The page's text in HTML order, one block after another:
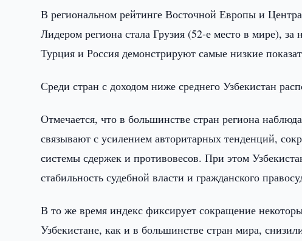
В региональном рейтинге Восточной Европы и
Лидером региона стала Грузия (52-е место в мире),
Турция и Россия демонстрируют самые низкие
Среди стран с доходом ниже среднего Узбекистан
Отмечается, что в большинстве стран региона
связывают с усилением авторитарных тенденций,
системы сдержек и противовесов. При этом
стабильность судебной власти и гражданского
В то же время индекс фиксирует сокращение
Узбекистане, как и в большинстве стран мира,